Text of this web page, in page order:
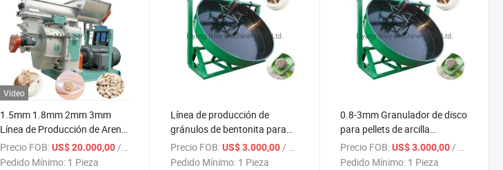
Vídeo
1.5mm 1.8mm 2mm 3mm
Línea de Producción de Arena
para Gatos Máquina para
Hacer Gránulos de Arena para
Precio FOB: US$ 20.000,00 / Pieza
Pedido Mínimo: 1 Pieza
Línea de producción de
gránulos de bentonita para
gatos en forma redonda
Precio FOB: US$ 3.000,00/ Pieza
Pedido Mínimo: 1 Pieza
0.8-3mm Granulador de disco
para pellets de arcilla
bentonita
Precio FOB: US$ 3.000,00/ Pieza
Pedido Mínimo: 1 Pieza